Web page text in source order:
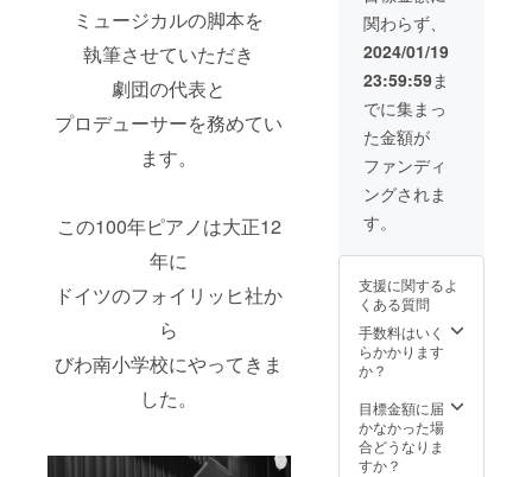
ミュージカルの脚本を
執筆させていただき
劇団の代表と
プロデューサーを務めてい
ます。
この100年ピアノは大正12
年に
ドイツのフォイリッヒ社か
ら
びわ南小学校にやってきま
した。
第1回
「フォ
イリッ
どい」
コン
の動画
をお届
す。
約30～
40分
・提供
方法：
Web配
信での
YouTub
eでの限
上。HP
が存続
する限
載方
法：お
名前の
掲載、
企業名
での掲
載
リッヒ
のつど
い」コ
ンサー
ト動画
配信 ・
「フォ
イリッ
ヒのつ
es.naga
hama.e
d.jp/）
名前掲
載をご
希望の
方は備
考欄に
掲載す
るお名
前をご
い。 ・
間：掲
載期間
は2024
年2月か
が存続
する限
り ・掲
ピアノ
のHPに
お名前
掲載(希
望制)
100年ピ
アノの
HP：
https://
100th-
piano.c
南小学
リンク
されま
す。
http://bi
es.naga
hama.e
d.jp/）
関わらず、
2024/01/19
23:59:59ま
でに集まっ
た金額が
ファンディ
ングされま
す。
支援に関するよ
くある質問
手数料はいく
らかかります
か？
目標金額に届
かなかった場
合どうなりま
すか？